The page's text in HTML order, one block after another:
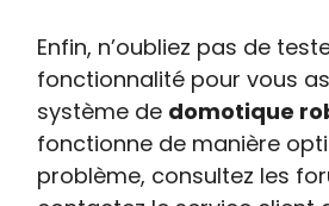
Enfin, n’oubliez pas de
fonctionnalité pour vous
système de domotique
fonctionne de manière
problème, consultez les